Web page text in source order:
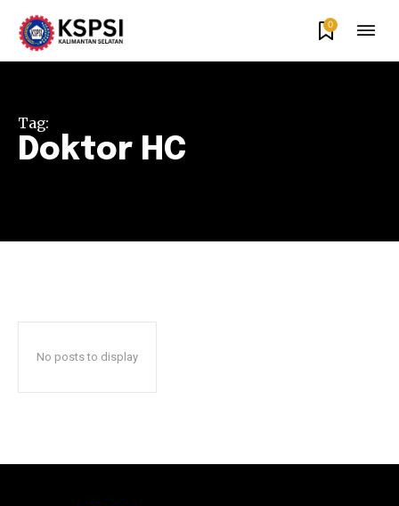
0
Tag:
Doktor HC
No posts to display